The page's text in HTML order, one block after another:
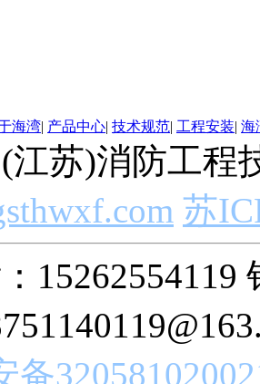
海湾| 产品中心| 技术规范| 工程安装| 海
江苏)消防工程
苏
15262554119
备